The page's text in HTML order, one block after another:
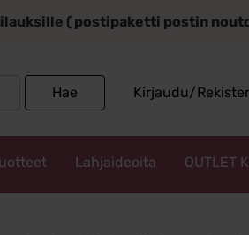
( postipaketti postin
Hae Kirjaudu/
Lahjaideoita OUTLET